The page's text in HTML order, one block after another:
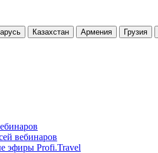
Казахстан Армения Грузия
вебинаров
эфиры Profi.Travel